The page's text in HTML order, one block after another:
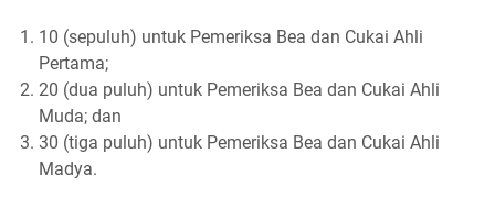
10 (sepuluh) untuk Pemeriksa Bea dan Cukai Ahli
Pertama;
20 (dua puluh) untuk Pemeriksa Bea dan Cukai Ahli
Muda; dan
30 (tiga puluh) untuk Pemeriksa Bea dan Cukai Ahli
Madya.